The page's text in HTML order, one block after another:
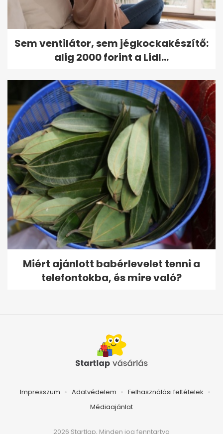
Sem ventilátor, sem jégkockakészítő:
alig 2000 forint a Lidl...
Miért ajánlott babérlevelet tenni a
telefontokba, és mire való?
Impresszum Adatvédelem
Felhasználási feltételek
Médiaajánlat
2026 Startlap, Minden jog fenntartva